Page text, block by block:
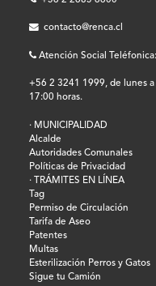
contacto@renca.cl
Atención Social Teléfonica:
+56 2 3241 1999, de lunes
17:00 horas.
· MUNICIPALIDAD
Alcalde
Autoridades Comunales
Políticas de Privacidad
· TRÁMITES EN LÍNEA
Tag
Permiso de Circulación
Tarifa de Aseo
Patentes
Multas
Esterilización Perros y Gatos
Sigue tu Camión